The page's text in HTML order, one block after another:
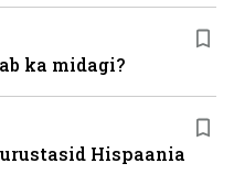
ka midagi?
Hispaania